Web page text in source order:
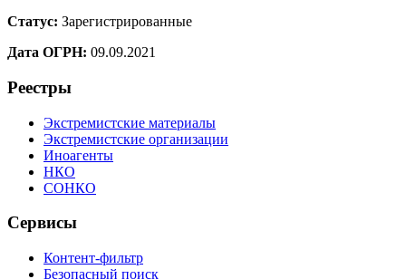
Статус: Зарегистрированные
Дата ОГРН: 09.09.2021
Реестры
Экстремистские материалы
Экстремистские организации
Иноагенты
НКО
СОНКО
Сервисы
Контент-фильтр
Безопасный поиск